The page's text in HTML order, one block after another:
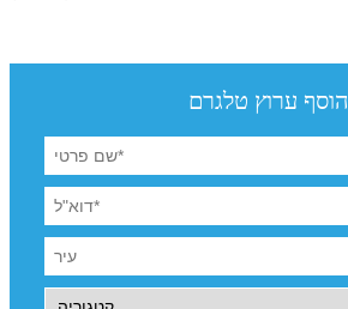
הוסף ערוץ טלגרם